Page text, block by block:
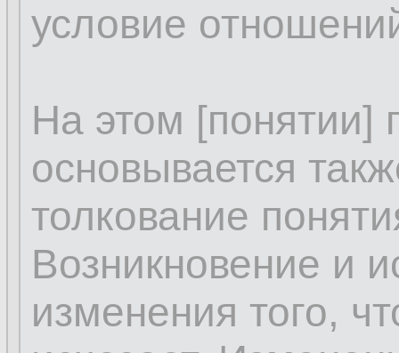
условие
На этом [понятии]
основывается
толкование
Возникновение и
изменения того,